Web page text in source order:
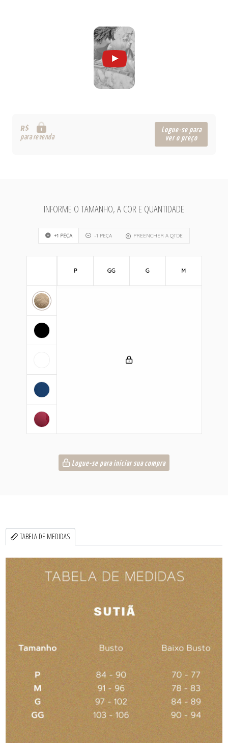
R$
para revenda
Logue-se para
ver o preço
INFORME O TAMANHO, A COR E QUANTIDADE
+1 PEÇA -1 PEÇA PREENCHER A QTDE
P GG G M
Logue-se para iniciar sua compra
TABELA DE MEDIDAS